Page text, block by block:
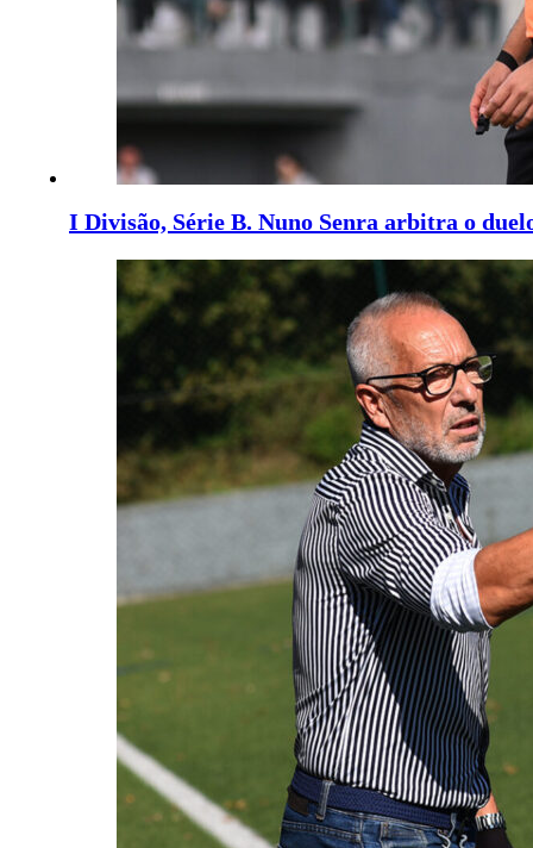
I Divisão, Série B. Nuno Senra arbitra o